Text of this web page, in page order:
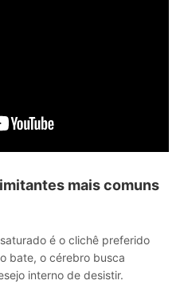
mais comuns
é o clichê preferido
bate, o cérebro busca
interno de desistir.